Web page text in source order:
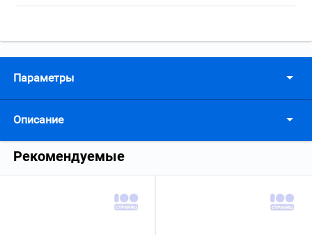
Параметры
Описание
Рекомендуемые